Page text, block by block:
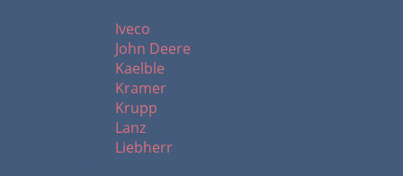
Iveco
John Deere
Kaelble
Kramer
Krupp
Lanz
Liebherr